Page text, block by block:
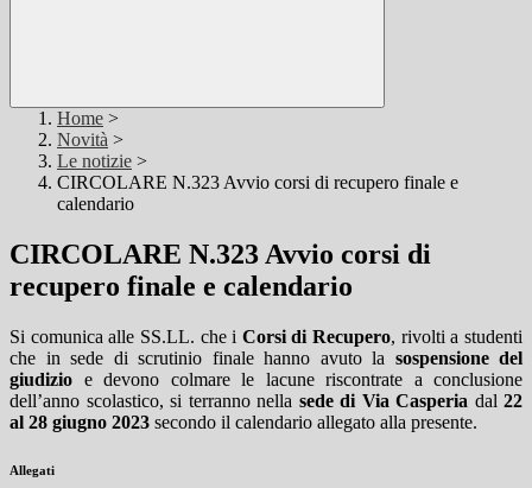
Home >
Novità >
Le notizie >
CIRCOLARE N.323 Avvio corsi di recupero finale e
calendario
CIRCOLARE N.323 Avvio corsi di
recupero finale e calendario
Si comunica alle SS.LL. che i Corsi di Recupero, rivolti a studenti
che in sede di scrutinio finale hanno avuto la sospensione del
giudizio e devono colmare le lacune riscontrate a conclusione
dell’anno scolastico, si terranno nella sede di Via Casperia dal 22
al 28 giugno 2023 secondo il calendario allegato alla presente.
Allegati